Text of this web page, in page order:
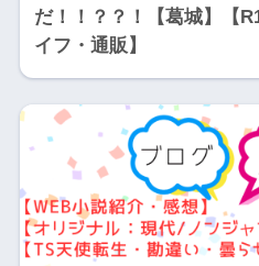
だ！！？？！【葛城】【
イフ・通販】